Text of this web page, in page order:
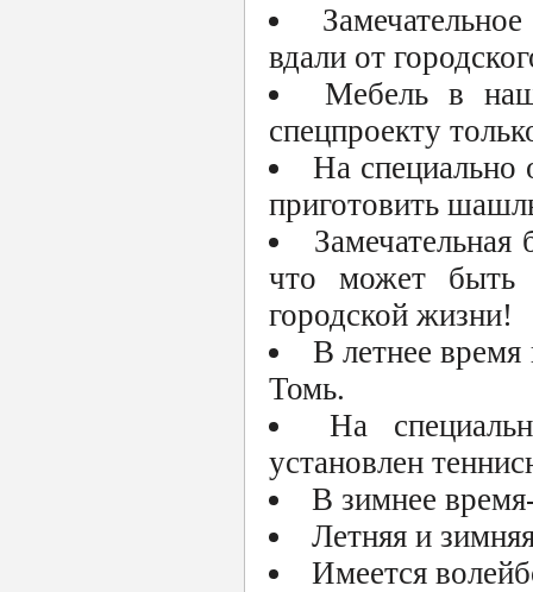
вдали от
Мебель в
спецпроекту
На специально
приготовить
что может быть
городской жизни!
В летнее
Томь.
На
установлен
В зимнее
Летняя и
Имеется